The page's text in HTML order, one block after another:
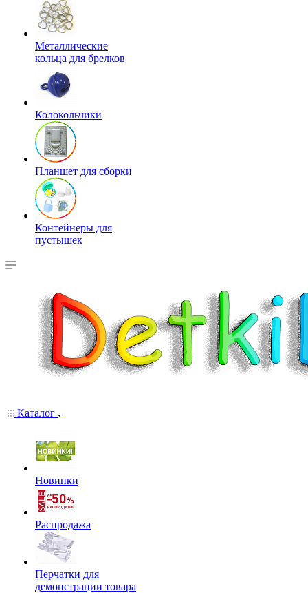
Металлические
кольца для брелков
Колокольчики
Планшет для сборки
Контейнеры для
пустышек
Каталог
Новинки
Распродажа
Перчатки для
демонстрации товара